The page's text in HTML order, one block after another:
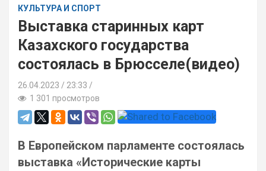
КУЛЬТУРА И СПОРТ
Выставка старинных карт
Казахского государства
состоялась в Брюсселе(видео)
26.04.2023
23:33 /
1 301 просмотров
В Европейском парламенте состоялась
выставка «Исторические карты